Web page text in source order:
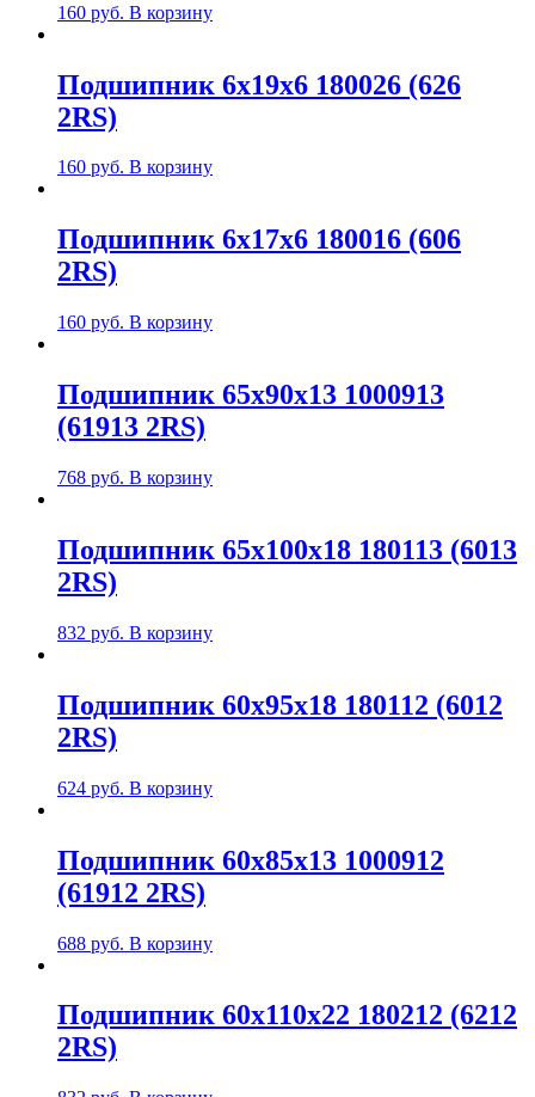
160 руб. В корзину
Подшипник 6х19х6 180026 (626
2RS)
160 руб. В корзину
Подшипник 6х17х6 180016 (606
2RS)
160 руб. В корзину
Подшипник 65х90х13 1000913
(61913 2RS)
768 руб. В корзину
Подшипник 65х100х18 180113 (6013
2RS)
832 руб. В корзину
Подшипник 60х95х18 180112 (6012
2RS)
624 руб. В корзину
Подшипник 60х85х13 1000912
(61912 2RS)
688 руб. В корзину
Подшипник 60х110х22 180212 (6212
2RS)